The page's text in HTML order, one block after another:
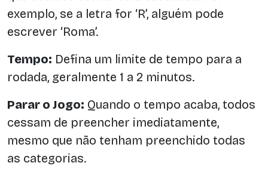
exemplo, se a letra for ‘R’, alguém pode
escrever ‘Roma’.
Tempo: Defina um limite de tempo para a
rodada, geralmente 1 a 2 minutos.
Parar o Jogo: Quando o tempo acaba, todos
cessam de preencher imediatamente,
mesmo que não tenham preenchido todas
as categorias.